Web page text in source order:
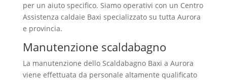
per un aiuto specifico. Siamo operativi con un Centro
Assistenza caldaie Baxi specializzato su tutta Aurora
e provincia.
Manutenzione scaldabagno
La manutenzione dello Scaldabagno Baxi a Aurora
viene effettuata da personale altamente qualificato